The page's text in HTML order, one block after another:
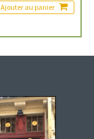
Ajouter au panier